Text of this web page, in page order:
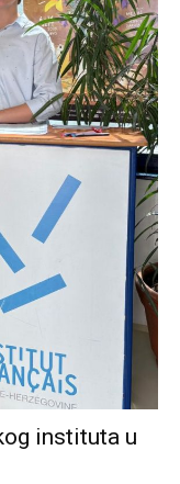
instituta u